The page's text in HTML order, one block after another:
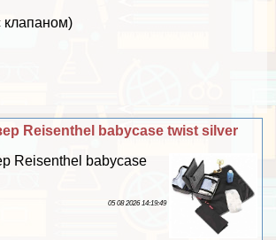
клапаном)
Reisenthel babycase twist silver
Reisenthel babycase
05 08 2026 14:19:49